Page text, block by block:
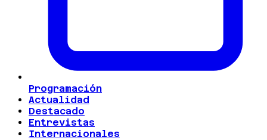
Programación
Actualidad
Destacado
Entrevistas
Internacionales